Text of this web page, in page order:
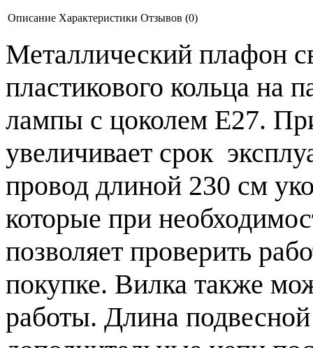
Описание Характеристики Отзывов (0)
Металлический плафон
пластикового кольца на
лампы с цоколем Е27.
увеличивает срок
провод длиной 230 см
которые при
позволяет проверить
покупке. Вилка также
работы. Длина